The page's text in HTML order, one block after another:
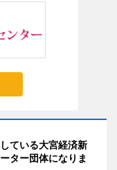
ている大宮経済新
ター団体になりま